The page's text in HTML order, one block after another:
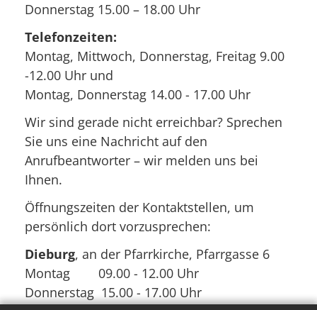
Donnerstag 15.00 – 18.00 Uhr
Telefonzeiten:
Montag, Mittwoch, Donnerstag, Freitag 9.00
-12.00 Uhr und
Montag, Donnerstag 14.00 - 17.00 Uhr
Wir sind gerade nicht erreichbar? Sprechen
Sie uns eine Nachricht auf den
Anrufbeantworter – wir melden uns bei
Ihnen.
Öffnungszeiten der Kontaktstellen, um
persönlich dort vorzusprechen:
Dieburg, an der Pfarrkirche, Pfarrgasse 6
Montag 09.00 - 12.00 Uhr
Donnerstag 15.00 - 17.00 Uhr